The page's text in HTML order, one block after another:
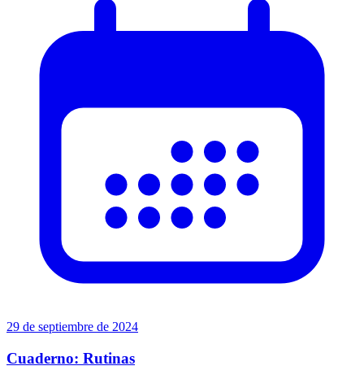
29 de septiembre de 2024
Cuaderno: Rutinas